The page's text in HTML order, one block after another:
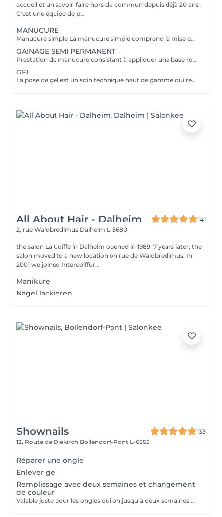
accueil et un savoir-faire hors du commun depuis déjà 20 ans .
C'est une équipe de p...
MANUCURE
Manucure simple La manucure simple comprend la mise en forme des ongles, le soin de cuticules et l'application d'une base de soin enrichie en calcium. Idéale si vous souhaitez des ongles propres, nets et renforcés avec une finition naturelle ,sans couleur. Manucure avec vernis La manucure avec vernis comprend la mise en forme des ongles, le soin des cuticules et l'application d'un vernis classique de la couleur de votre choix. Parfaite si vous souhaitez une finition soignée et colorée tout en gardant un rendu naturel. Manucure japonaise La manucure japonaise comprend la mise en forme des ongles, le soin des cuticules et l'application d'une patte enrichie en kératine, cire d'abeille et minéraux, poli directement sur l'ongle. Elle nourrit, renforce et apporte une brillance naturelle durable, idéal pour les ongles fragiles, mots ou abîmer.
GAINAGE SEMI PERMANENT
Prestation de manucure consistant à appliquer une base renforcatrice sur l'ongle naturel afin de le solidifier, le protéger et améliorer sa tenue, sans rallongement ni extension.
GEL
La pose de gel est un soin technique haut de gamme qui renforce, structure et sublime les ongles naturels. Elle comprend la préparation experte de l'ongle, la mise en forme sur mesure et l'application du gel pour un rendu élégant et durable. Cette prestation est reservée aux personnes qui entretiennent leurs ongles toute l'année, avec un remplissage recommandé toutes les 3 à 4 semaines. Le gel garantit une tenue longue durée, une résistance optimale et des mains impeccables sur le long terme.
All About Hair - Dalheim
141
2, rue Waldbredimus Dalheim L-5680
the salon La Coiffe in Dalheim opened in 1989. 7 years later, the
salon moved to a new location on rue de Waldbredimus. In
2001 we joined Intercoiffur...
Maniküre
Nägel lackieren
Shownails
133
12, Route de Diekirch Bollendorf-Pont L-6555
Réparer une ongle
Enlever gel
Remplissage avec deux semaines et changement
de couleur
Valable juste pour les ongles qui on jusqu'à deux semaines de repousse. À partir de la faudrait faire poser complète.